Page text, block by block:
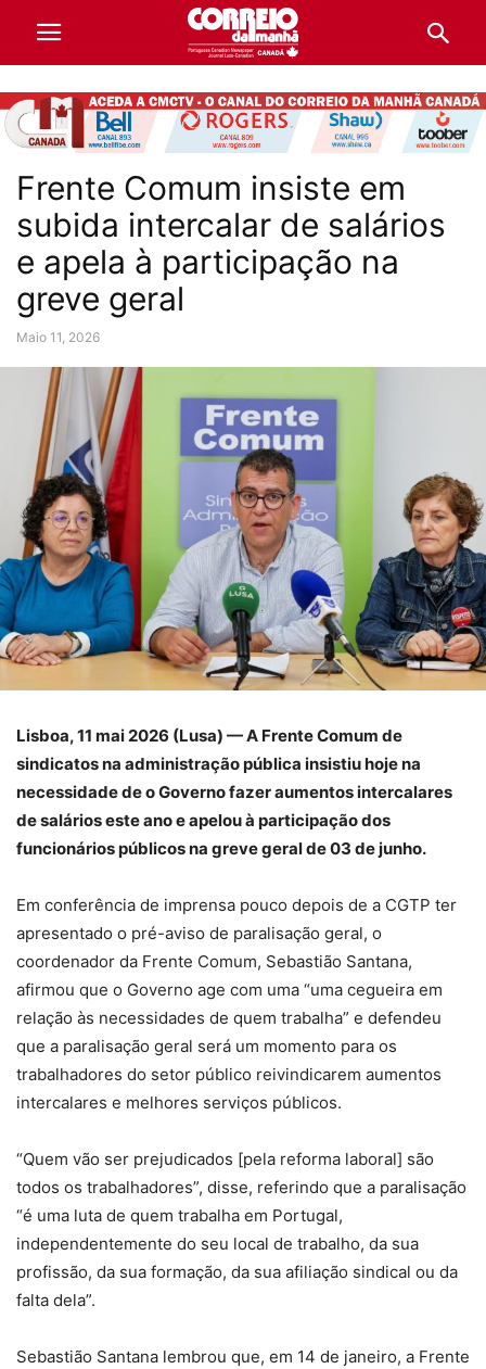
Frente Comum insiste em
subida intercalar de salários
e apela à participação na
greve geral
Maio 11, 2026
Lisboa, 11 mai 2026 (Lusa) — A Frente Comum de
sindicatos na administração pública insistiu hoje na
necessidade de o Governo fazer aumentos intercalares
de salários este ano e apelou à participação dos
funcionários públicos na greve geral de 03 de junho.
Em conferência de imprensa pouco depois de a CGTP ter
apresentado o pré-aviso de paralisação geral, o
coordenador da Frente Comum, Sebastião Santana,
afirmou que o Governo age com uma “uma cegueira em
relação às necessidades de quem trabalha” e defendeu
que a paralisação geral será um momento para os
trabalhadores do setor público reivindicarem aumentos
intercalares e melhores serviços públicos.
“Quem vão ser prejudicados [pela reforma laboral] são
todos os trabalhadores”, disse, referindo que a paralisação
“é uma luta de quem trabalha em Portugal,
independentemente do seu local de trabalho, da sua
profissão, da sua formação, da sua afiliação sindical ou da
falta dela”.
Sebastião Santana lembrou que, em 14 de janeiro, a Frente